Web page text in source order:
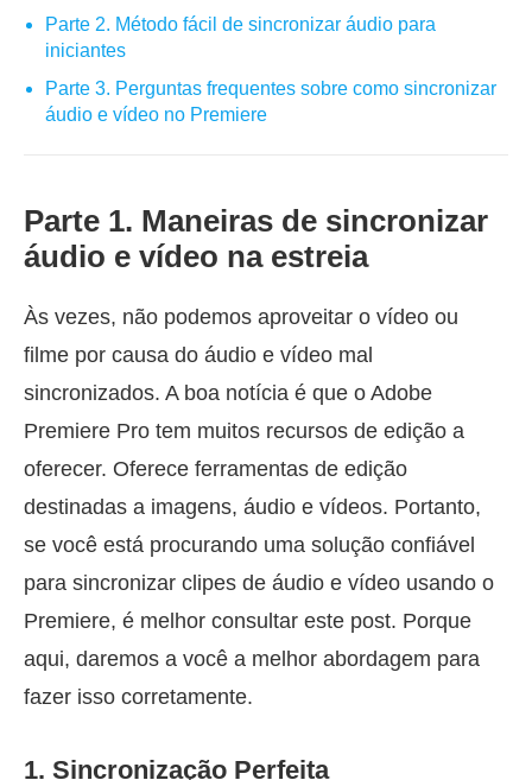
Parte 2. Método fácil de sincronizar áudio para
iniciantes
Parte 3. Perguntas frequentes sobre como sincronizar
áudio e vídeo no Premiere
Parte 1. Maneiras de sincronizar
áudio e vídeo na estreia
Às vezes, não podemos aproveitar o vídeo ou
filme por causa do áudio e vídeo mal
sincronizados. A boa notícia é que o Adobe
Premiere Pro tem muitos recursos de edição a
oferecer. Oferece ferramentas de edição
destinadas a imagens, áudio e vídeos. Portanto,
se você está procurando uma solução confiável
para sincronizar clipes de áudio e vídeo usando o
Premiere, é melhor consultar este post. Porque
aqui, daremos a você a melhor abordagem para
fazer isso corretamente.
1. Sincronização Perfeita